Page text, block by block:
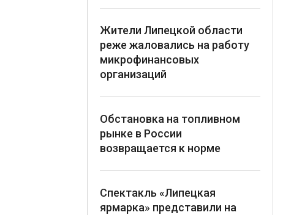
Жители Липецкой области
реже жаловались на работу
микрофинансовых
организаций
Обстановка на топливном
рынке в России
возвращается к норме
Спектакль «Липецкая
ярмарка» представили на